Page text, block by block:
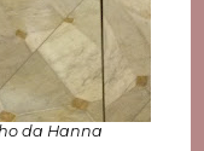
da Hanna